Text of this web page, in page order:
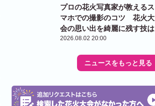
プロの花火写真家が教えるス
マホでの撮影のコツ 花火大
会の思い出を綺麗に残す技は
2026.08.02 20:00
ニュースをもっと見る